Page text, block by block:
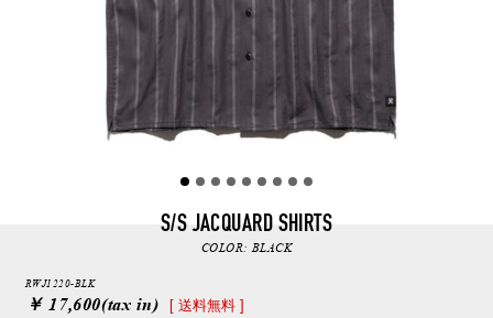
S/S JACQUARD SHIRTS
COLOR:BLACK
RWJ1220-BLK
￥ 17,600(tax in) [ 送料無料 ]